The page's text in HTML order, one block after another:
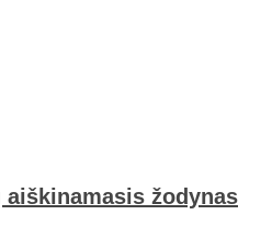
žodynas